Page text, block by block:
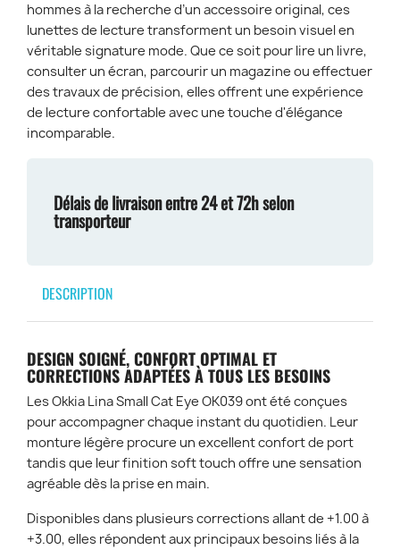
hommes à la recherche d’un accessoire original, ces
lunettes de lecture transforment un besoin visuel en
véritable signature mode. Que ce soit pour lire un livre,
consulter un écran, parcourir un magazine ou effectuer
des travaux de précision, elles offrent une expérience
de lecture confortable avec une touche d'élégance
incomparable.
Délais de livraison entre 24 et 72h selon
transporteur
DESCRIPTION
DESIGN SOIGNÉ, CONFORT OPTIMAL ET
CORRECTIONS ADAPTÉES À TOUS LES BESOINS
LesOkkia Lina Small Cat Eye OK039ont été conçues
pour accompagner chaque instant du quotidien. Leur
monture légère procure un excellent confort de port
tandis que leur finition soft touch offre une sensation
agréable dès la prise en main.
Disponibles dans plusieurs corrections allant de +1.00 à
+3.00, elles répondent aux principaux besoins liés à la